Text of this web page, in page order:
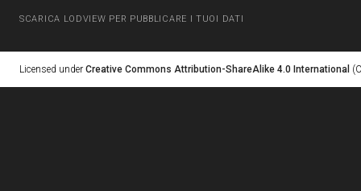
SCARICA LODVIEW PER PUBBLICARE I TUOI DATI
Licensed under Creative Commons Attribution-ShareAlike 4.0 International